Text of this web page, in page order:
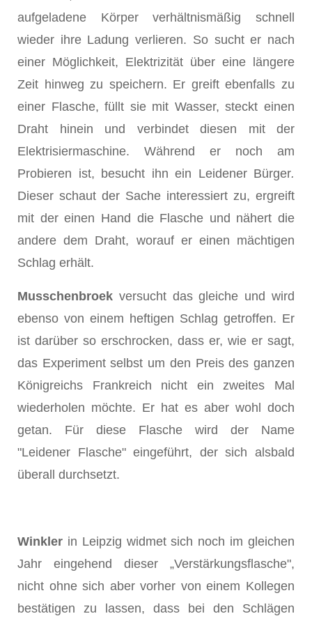
aufgeladene Körper verhältnismäßig schnell
wieder ihre Ladung verlieren. So sucht er nach
einer Möglichkeit, Elektrizität über eine längere
Zeit hinweg zu speichern. Er greift ebenfalls zu
einer Flasche, füllt sie mit Wasser, steckt einen
Draht hinein und verbindet diesen mit der
Elektrisiermaschine. Wäh­rend er noch am
Probieren ist, besucht ihn ein Leidener Bürger.
Dieser schaut der Sache interessiert zu, ergreift
mit der einen Hand die Flasche und nähert die
andere dem Draht, worauf er einen mächtigen
Schlag erhält.
Musschenbroek versucht das gleiche und wird
ebenso von einem heftigen Schlag getroffen. Er
ist darüber so er­schrocken, dass er, wie er sagt,
das Experiment selbst um den Preis des ganzen
Königreichs Frankreich nicht ein zweites Mal
wiederholen möchte. Er hat es aber wohl doch
getan. Für diese Flasche wird der Name
"Leidener Flasche" eingeführt, der sich alsbald
überall durchsetzt.
Winkler in Leipzig widmet sich noch im gleichen
Jahr eingehend dieser „Verstärkungsflasche",
nicht ohne sich aber vorher von einem Kollegen
bestätigen zu lassen, dass bei den Schlägen